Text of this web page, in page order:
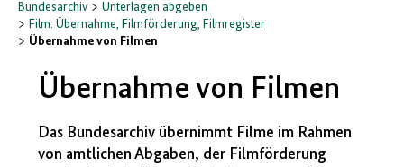
Bundesarchiv
Unterlagen abgeben
Film: Übernahme, Filmförderung, Filmregister
Übernahme von Filmen
Übernahme von Filmen
Das Bundesarchiv übernimmt Filme im Rahmen
von amtlichen Abgaben, der Filmförderung